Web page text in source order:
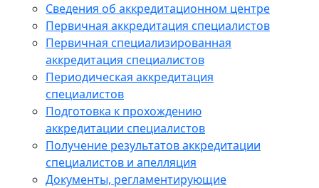
Сведения об аккредитационном центре
Первичная аккредитация специалистов
Первичная специализированная
аккредитация специалистов
Периодическая аккредитация
специалистов
Подготовка к прохождению
аккредитации специалистов
Получение результатов аккредитации
специалистов и апелляция
Документы, регламентирующие